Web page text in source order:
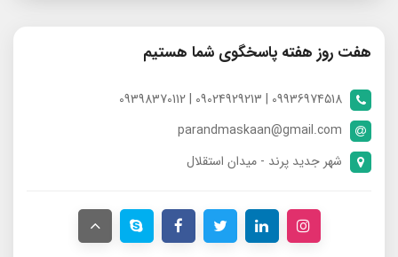
هفت روز هفته پاسخگوی شما هستیم
09936974518 | 09024929213 | 09398370112
parandmaskaan@gmail.com
شهر جدید پرند - میدان استقلال